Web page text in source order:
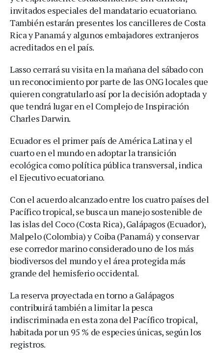
invitados especiales del mandatario ecuatoriano.
También estarán presentes los cancilleres de Costa
Rica y Panamá y algunos embajadores extranjeros
acreditados en el país.
Lasso cerrará su visita en la mañana del sábado con
un reconocimiento por parte de las ONG locales que
quieren congratularlo así por la decisión adoptada y
que tendrá lugar en el Complejo de Inspiración
Charles Darwin.
Ecuador es el primer país de América Latina y el
cuarto en el mundo en adoptar la transición
ecológica como política pública transversal, indica
el Ejecutivo ecuatoriano.
Con el acuerdo alcanzado entre los cuatro países del
Pacífico tropical, se busca un manejo sostenible de
las islas del Coco (Costa Rica), Galápagos (Ecuador),
Malpelo (Colombia) y Coiba (Panamá) y conservar
ese corredor marino considerado uno de los más
biodiversos del mundo y el área protegida más
grande del hemisferio occidental.
La reserva proyectada en torno a Galápagos
contribuirá también a limitar la pesca
indiscriminada en esta zona del Pacífico tropical,
habitada por un 95 % de especies únicas, según los
registros.